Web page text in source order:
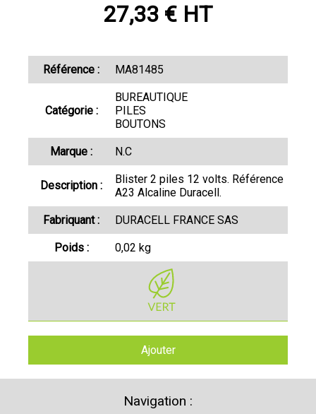
27,33 € HT
Référence : MA81485
Catégorie :
BUREAUTIQUE
PILES
BOUTONS
Marque : N.C
Description :
Blister 2 piles 12 volts. Référence
A23 Alcaline Duracell.
Fabriquant : DURACELL FRANCE SAS
Poids : 0,02 kg
Ajouter
Navigation :